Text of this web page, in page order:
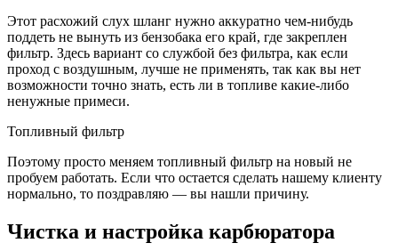
Этот расхожий слух шланг нужно аккуратно чем-нибудь
поддеть не вынуть из бензобака его край, где закреплен
фильтр. Здесь вариант со службой без фильтра, как если
проход с воздушным, лучше не применять, так как вы нет
возможности точно знать, есть ли в топливе какие-либо
ненужные примеси.
Топливный фильтр
Поэтому просто меняем топливный фильтр на новый не
пробуем работать. Если что остается сделать нашему клиенту
нормально, то поздравляю — вы нашли причину.
Чистка и настройка карбюратора